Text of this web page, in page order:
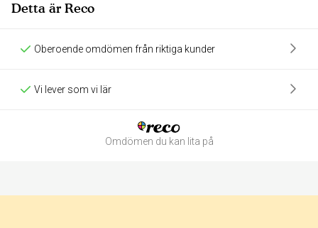
Detta är Reco
Oberoende omdömen från riktiga kunder
Vi lever som vi lär
Omdömen du kan lita på